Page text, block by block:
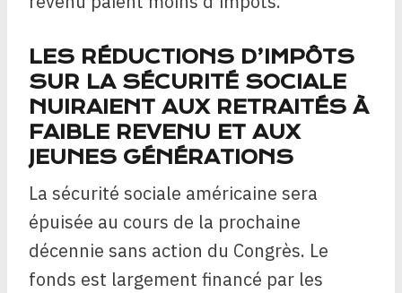
LES RÉDUCTIONS D’IMPÔTS
SUR LA SÉCURITÉ SOCIALE
NUIRAIENT AUX RETRAITÉS À
FAIBLE REVENU ET AUX
JEUNES GÉNÉRATIONS
La sécurité sociale américaine sera
épuisée au cours de la prochaine
décennie sans action du Congrès. Le
fonds est largement financé par les